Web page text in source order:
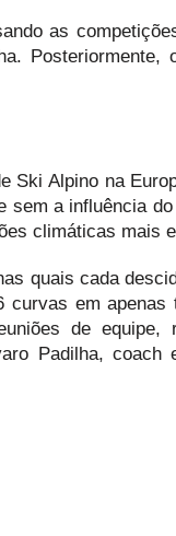
as
Posteriormente,
Ski Alpino na
sem a influência
climáticas mais
quais cada
curvas em apenas
de equipe,
Padilha, coach